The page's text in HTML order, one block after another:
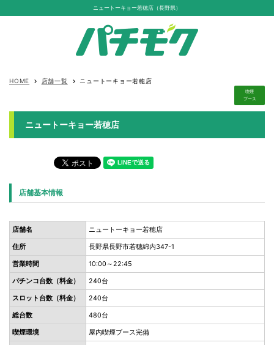
ニュートーキョー若穂店（長野県）
HOME keyboard_arrow_right 店舗一覧 keyboard_arrow_right ニュートーキョー若穂店
喫煙
ブース
ニュートーキョー若穂店
店舗基本情報
店舗名 ニュートーキョー若穂店
住所 長野県長野市若穂綿内347-1
営業時間 10:00～22:45
パチンコ台数（料金） 240台
スロット台数（料金） 240台
総台数 480台
喫煙環境 屋内喫煙ブース完備